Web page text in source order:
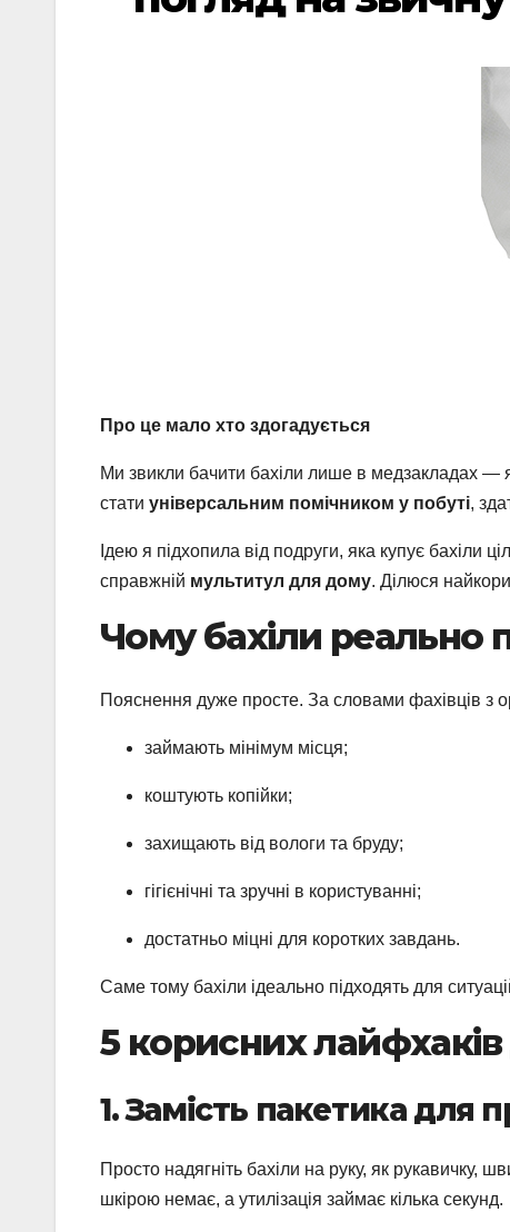
Про це мало хто здогадується
Ми звикли бачити бахіли лише в медзакладах —
стати універсальним помічником у побуті,
Ідею я підхопила від подруги, яка купує бахіли
справжній мультитул для дому. Ділюся
Чому бахіли реально
Пояснення дуже просте. За словами фахівців з
займають мінімум місця;
коштують копійки;
захищають від вологи та бруду;
гігієнічні та зручні в користуванні;
достатньо міцні для коротких завдань.
Саме тому бахіли ідеально підходять для
5 корисних
1. Замість пакетика
Просто надягніть бахіли на руку, як рукавичку,
шкірою немає, а утилізація займає кілька секунд.